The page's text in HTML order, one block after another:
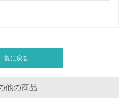
組みを行っている
10.
の把握をし、具体的な削
覧に戻る
他の商品